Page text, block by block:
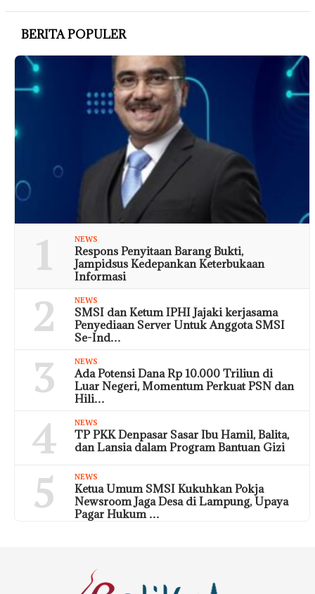
BERITA POPULER
1 NEWS
Respons Penyitaan Barang Bukti,
Jampidsus Kedepankan Keterbukaan
Informasi
2 NEWS
SMSI dan Ketum IPHI Jajaki kerjasama
Penyediaan Server Untuk Anggota SMSI
Se-Ind…
3 NEWS
Ada Potensi Dana Rp 10.000 Triliun di
Luar Negeri, Momentum Perkuat PSN dan
Hili…
4 NEWS
TP PKK Denpasar Sasar Ibu Hamil, Balita,
dan Lansia dalam Program Bantuan Gizi
5 NEWS
Ketua Umum SMSI Kukuhkan Pokja
Newsroom Jaga Desa di Lampung, Upaya
Pagar Hukum …